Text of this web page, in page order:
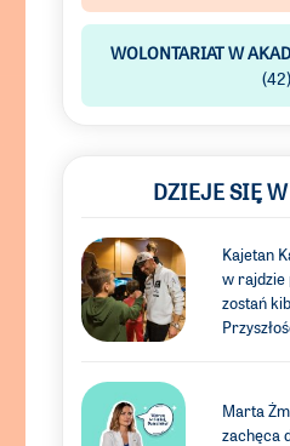
WOLONTARIAT W
(42)
DZIEJE SIĘ
Kajetan
w rajdzie
zostań
Marta
zachęca